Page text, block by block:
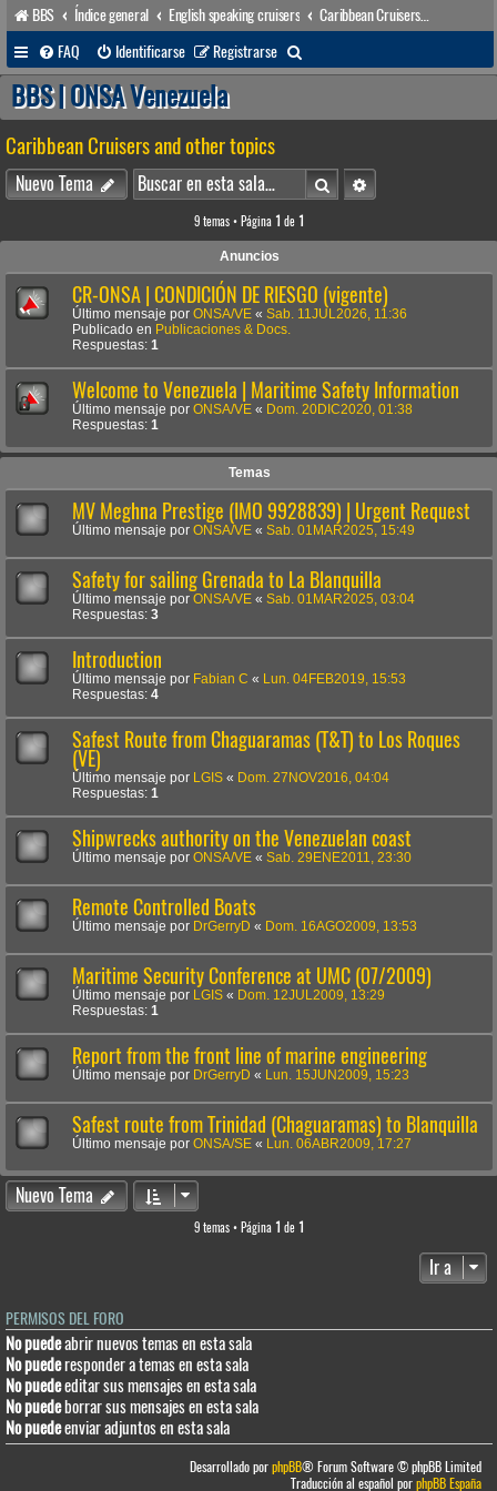
BBS Índice general English speaking cruisers
FAQ
Identificarse Registrarse
u
a
r
BBS | ONSA Venezuela
Caribbean Cruisers and other topics
Nuevo Tema BuscarBúsqueda avanzada
9 temas • Página 1 de 1
Anuncios
CR-ONSA | CONDICIÓN DE RIESGO (vigente)
Último mensaje por ONSA/VE « Sab. 11JUL2026, 11:36
Publicado en Publicaciones & Docs.
Respuestas: 1
Welcome to Venezuela | Maritime Safety Information
Último mensaje por ONSA/VE « Dom. 20DIC2020, 01:38
Respuestas: 1
Temas
MV Meghna Prestige (IMO 9928839) | Urgent Request
Último mensaje por ONSA/VE « Sab. 01MAR2025, 15:49
Safety for sailing Grenada to La Blanquilla
Último mensaje por ONSA/VE « Sab. 01MAR2025, 03:04
Respuestas: 3
Introduction
Último mensaje por Fabian C «
Lun. 04FEB2019, 15:53
Respuestas: 4
Safest Route from Chaguaramas (T&T) to Los Roques
(VE)
Último mensaje por LGIS « Dom. 27NOV2016, 04:04
Respuestas: 1
Shipwrecks authority on the Venezuelan coast
Último mensaje por ONSA/VE « Sab. 29ENE2011, 23:30
Remote Controlled Boats
Último mensaje por DrGerryD « Dom. 16AGO2009, 13:53
Maritime Security Conference at UMC (07/2009)
Último mensaje por LGIS « Dom. 12JUL2009, 13:29
Respuestas: 1
Report from the front line of marine engineering
Último mensaje por DrGerryD « Lun. 15JUN2009, 15:23
Safest route from Trinidad (Chaguaramas) to Blanquilla
Último mensaje por ONSA/SE « Lun. 06ABR2009, 17:27
Nuevo Tema
9 temas • Página 1 de 1
Ir a
PERMISOS DEL FORO
No puedeabrir nuevos temas en esta sala
No puederesponder a temas en esta sala
No puedeeditar sus mensajes en esta sala
No puedeborrar sus mensajes en esta sala
No puedeenviar adjuntos en esta sala
Desarrollado porphpBB® Forum Software © phpBB Limited
Traducción al español porphpBB España